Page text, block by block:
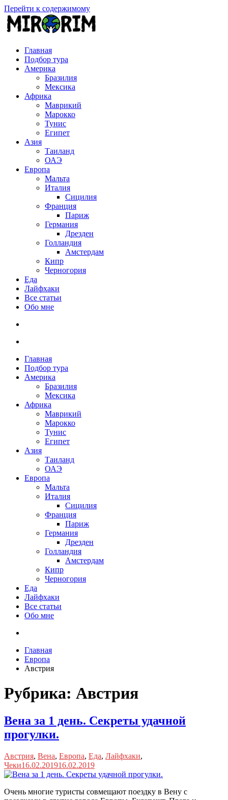
Перейти к содержимому
MIRORIM
Путешествия с умом!
Главная
Подбор тура
Америка
Бразилия
Мексика
Африка
Маврикий
Марокко
Тунис
Египет
Азия
Таиланд
ОАЭ
Европа
Мальта
Италия
Сицилия
Франция
Париж
Германия
Дрезден
Голландия
Амстердам
Кипр
Черногория
Еда
Лайфхаки
Все статьи
Обо мне
Главная
Подбор тура
Америка
Бразилия
Мексика
Африка
Маврикий
Марокко
Тунис
Египет
Азия
Таиланд
ОАЭ
Европа
Мальта
Италия
Сицилия
Франция
Париж
Германия
Дрезден
Голландия
Амстердам
Кипр
Черногория
Еда
Лайфхаки
Все статьи
Обо мне
Главная
Европа
Австрия
Рубрика: Австрия
Вена за 1 день. Секреты удачной
прогулки.
Австрия, Вена, Европа, Еда, Лайфхаки,
Чеки16.02.201916.02.2019
Очень многие туристы совмещают поездку в Вену с